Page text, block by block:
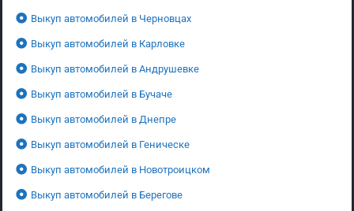
Выкуп автомобилей в Черновцах
Выкуп автомобилей в Карловке
Выкуп автомобилей в Андрушевке
Выкуп автомобилей в Бучаче
Выкуп автомобилей в Днепре
Выкуп автомобилей в Геническе
Выкуп автомобилей в Новотроицком
Выкуп автомобилей в Берегове